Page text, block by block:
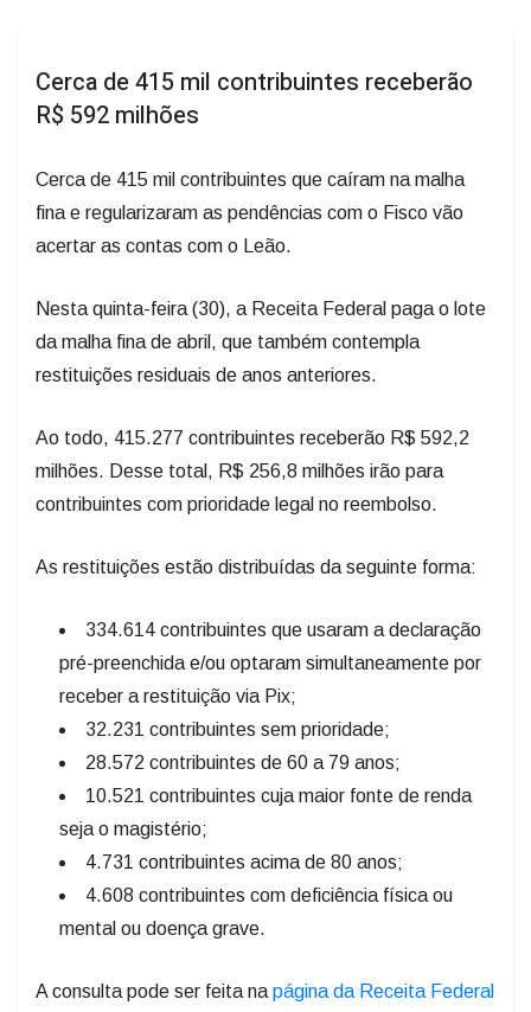
Cerca de 415 mil contribuintes receberão
R$ 592 milhões
Cerca de 415 mil contribuintes que caíram na malha
fina e regularizaram as pendências com o Fisco vão
acertar as contas com o Leão.
Nesta quinta-feira (30), a Receita Federal paga o lote
da malha fina de abril, que também contempla
restituições residuais de anos anteriores.
Ao todo, 415.277 contribuintes receberão R$ 592,2
milhões. Desse total, R$ 256,8 milhões irão para
contribuintes com prioridade legal no reembolso.
As restituições estão distribuídas da seguinte forma:
334.614 contribuintes que usaram a declaração
pré-preenchida e/ou optaram simultaneamente por
receber a restituição via Pix;
32.231 contribuintes sem prioridade;
28.572 contribuintes de 60 a 79 anos;
10.521 contribuintes cuja maior fonte de renda
seja o magistério;
4.731 contribuintes acima de 80 anos;
4.608 contribuintes com deficiência física ou
mental ou doença grave.
A consulta pode ser feita na página da Receita Federal